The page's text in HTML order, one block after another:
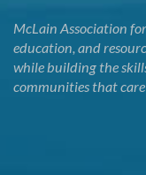
McLain Association
education, and
while building the
communities that